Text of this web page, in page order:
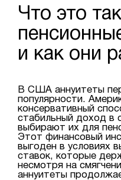
Что это
и как они
В США аннуитеты
популярности.
консервативный
стабильный доход в
выбирают их для
Этот финансовый
выгоден в условиях
ставок, которые
несмотря на
аннуитеты